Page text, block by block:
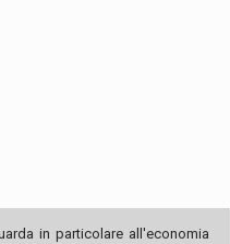
in particolare all'economia